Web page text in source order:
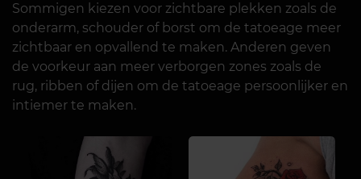
Sommigen kiezen voor zichtbare plekken zoals de
onderarm, schouder of borst om de tatoeage meer
zichtbaar en opvallend te maken. Anderen geven
de voorkeur aan meer verborgen zones zoals de
rug, ribben of dijen om de tatoeage persoonlijker en
intiemer te maken.